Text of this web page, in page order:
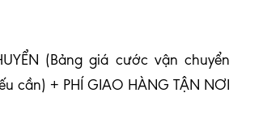
(Bảng giá cước vận chuyển
cần) + PHÍ GIAO HÀNG TẬN NƠI